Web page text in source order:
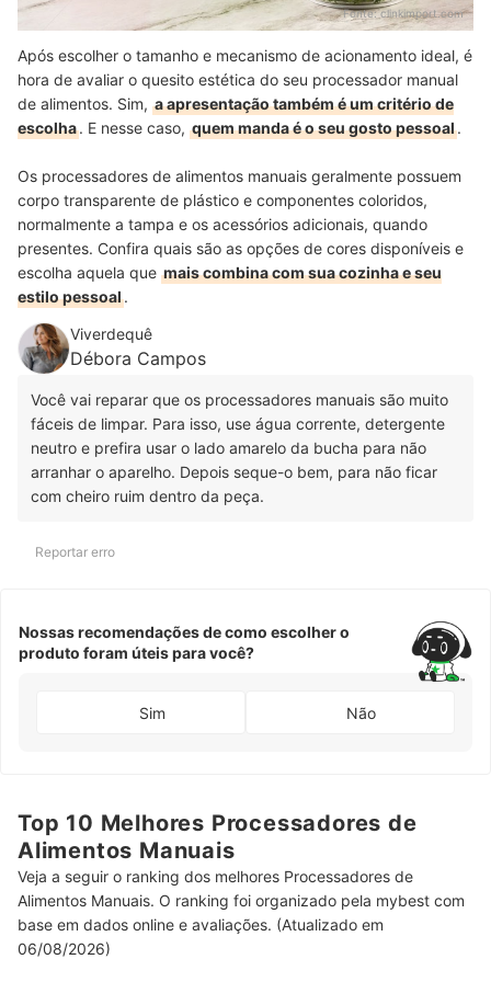
Fonte:clinkimport.com
Após escolher o tamanho e mecanismo de acionamento ideal, é
hora de avaliar o quesito estética do seu processador manual
de alimentos. Sim, a apresentação também é um critério de
escolha. E nesse caso, quem manda é o seu gosto pessoal.
Os processadores de alimentos manuais geralmente possuem
corpo transparente de plástico e componentes coloridos,
normalmente a tampa e os acessórios adicionais, quando
presentes. Confira quais são as opções de cores disponíveis e
escolha aquela que mais combina com sua cozinha e seu
estilo pessoal.
Viverdequê
Débora Campos
Você vai reparar que os processadores manuais são muito
fáceis de limpar. Para isso, use água corrente, detergente
neutro e prefira usar o lado amarelo da bucha para não
arranhar o aparelho. Depois seque-o bem, para não ficar
com cheiro ruim dentro da peça.
Reportar erro
Nossas recomendações de como escolher o
produto foram úteis para você?
Sim Não
Top 10 Melhores Processadores de
Alimentos Manuais
Veja a seguir o ranking dos melhores Processadores de
Alimentos Manuais. O ranking foi organizado pela mybest com
base em dados online e avaliações. (Atualizado em
06/08/2026)